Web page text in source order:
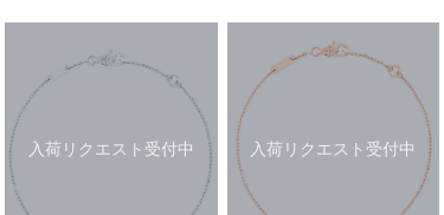
入荷リクエスト受付中 入荷リクエスト受付中